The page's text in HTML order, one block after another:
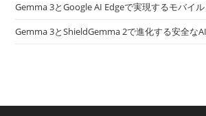
Gemma 3とGoogle AI Edgeで実現するモバイ
Gemma 3とShieldGemma 2で進化する安全な